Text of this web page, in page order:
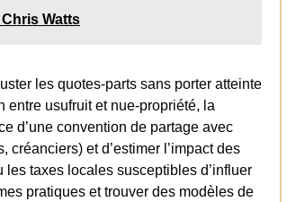
Watts
les quotes-parts sans porter atteinte
usufruit et nue-propriété, la
d’une convention de partage avec
et d’estimer l’impact des
taxes locales susceptibles d’influer
pratiques et trouver des modèles de